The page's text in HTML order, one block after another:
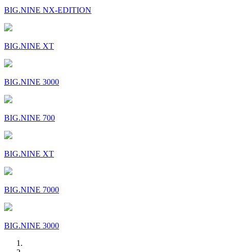
BIG.NINE NX-EDITION
BIG.NINE XT
BIG.NINE 3000
BIG.NINE 700
BIG.NINE XT
BIG.NINE 7000
BIG.NINE 3000